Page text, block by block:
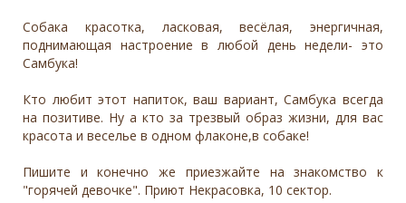
Собака красотка, ласковая, весёлая, энергичная,
поднимающая настроение в любой день недели- это
Самбука!
Кто любит этот напиток, ваш вариант, Самбука всегда
на позитиве. Ну а кто за трезвый образ жизни, для вас
красота и веселье в одном флаконе,в собаке!
Пишите и конечно же приезжайте на знакомство к
"горячей девочке". Приют Некрасовка, 10 сектор.